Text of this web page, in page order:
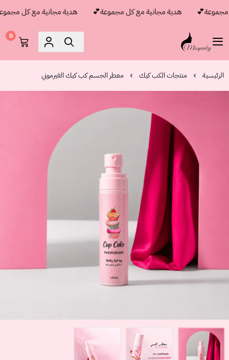
هدية مجانية مع كل مجموعة💕 هدية مجانية مع كل
مس بنكي
0
الرئيسية منتجات الكب كيك معطر الجسم كب كيك الفيرموني